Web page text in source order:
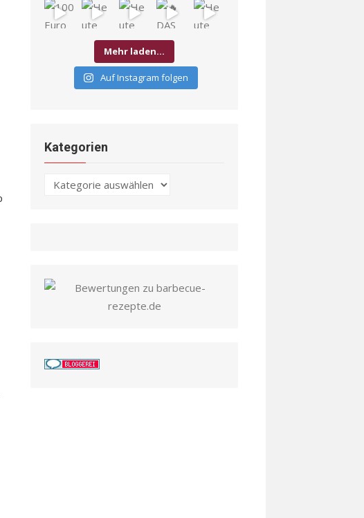
Mehr laden…
Auf Instagram folgen
Kategorien
Kategorien